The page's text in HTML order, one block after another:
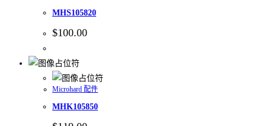
MHS105820
$100.00
Microhard 配件
MHK105850